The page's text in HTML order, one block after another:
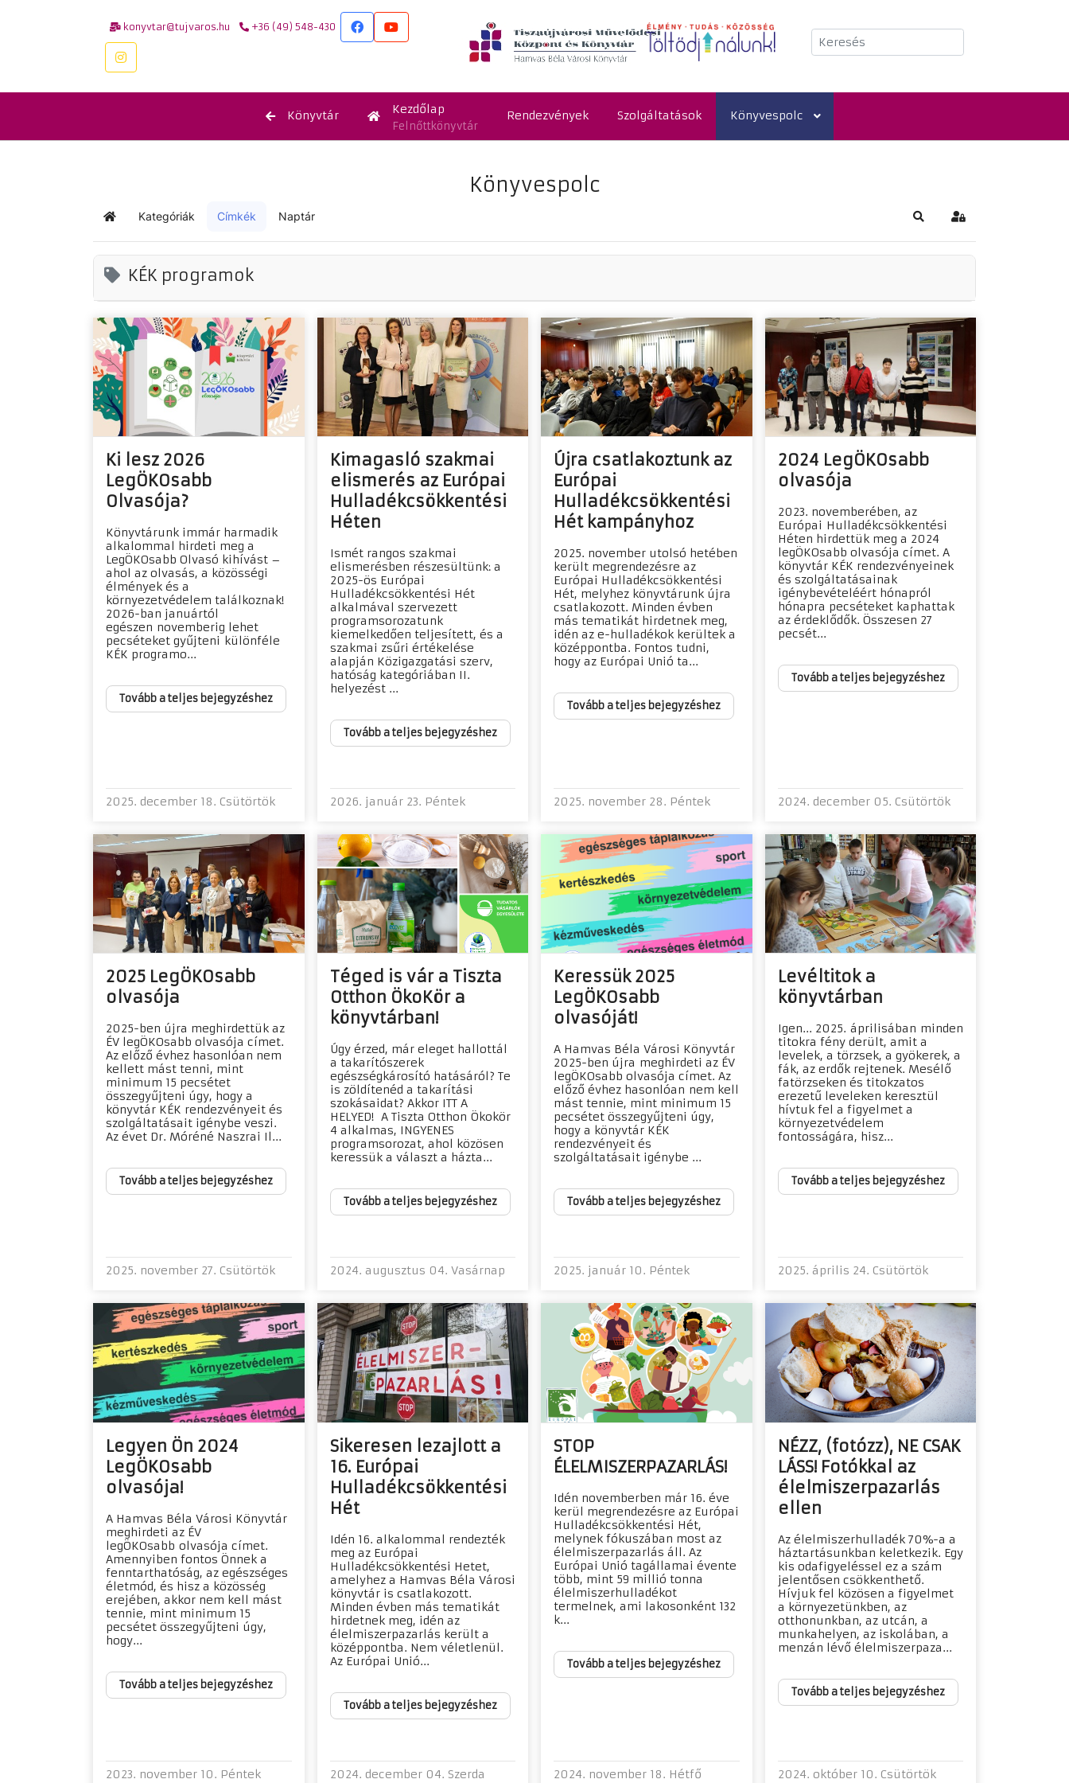
konyvtar@tujvaros.hu +36 (49) 548-430
Keresés
Könyvtár Kezdőlap
Felnőttkönyvtár
Rendezvények Szolgáltatások Könyvespolc
Könyvespolc
KezdőlapKategóriák Címkék Naptár KeresésBejelentkezés
KÉK programok
Ki lesz 2026
LegÖKOsabb
Olvasója?
Könyvtárunk immár harmadik
alkalommal hirdeti meg a
LegÖKOsabb Olvasó kihívást –
ahol az olvasás, a közösségi
élmények és a
környezetvédelem találkoznak!
2026-ban januártól
egészen novemberig lehet
pecséteket gyűjteni különféle
KÉK programo...
Tovább a teljes bejegyzéshez
2025. december 18. Csütörtök
Kimagasló szakmai
elismerés az Európai
Hulladékcsökkentési
Héten
Ismét rangos szakmai
elismerésben részesültünk: a
2025-ös Európai
Hulladékcsökkentési Hét
alkalmával szervezett
programsorozatunk
kiemelkedően teljesített, és a
szakmai zsűri értékelése
alapján Közigazgatási szerv,
hatóság kategóriában II.
helyezést ...
Tovább a teljes bejegyzéshez
2026. január 23. Péntek
Újra csatlakoztunk az
Európai
Hulladékcsökkentési
Hét kampányhoz
2025. november utolsó hetében
került megrendezésre az
Európai Hulladékcsökkentési
Hét, melyhez könyvtárunk újra
csatlakozott. Minden évben
más tematikát hirdetnek meg,
idén az e-hulladékok kerültek a
középpontba. Fontos tudni,
hogy az Európai Unió ta...
Tovább a teljes bejegyzéshez
2025. november 28. Péntek
2024 LegÖKOsabb
olvasója
2023. novemberében, az
Európai Hulladékcsökkentési
Héten hirdettük meg a 2024
legÖKOsabb olvasója címet. A
könyvtár KÉK rendezvényeinek
és szolgáltatásainak
igénybevételéért hónapról
hónapra pecséteket kaphattak
az érdeklődők. Összesen 27
pecsét...
Tovább a teljes bejegyzéshez
2024. december 05. Csütörtök
2025 LegÖKOsabb
olvasója
2025-ben újra meghirdettük az
ÉV legÖKOsabb olvasója címet.
Az előző évhez hasonlóan nem
kellett mást tenni, mint
minimum 15 pecsétet
összegyűjteni úgy, hogy a
könyvtár KÉK rendezvényeit és
szolgáltatásait igénybe veszi.
Az évet Dr. Móréné Naszrai Il...
Tovább a teljes bejegyzéshez
2025. november 27. Csütörtök
Téged is vár a Tiszta
Otthon ÖkoKör a
könyvtárban!
Úgy érzed, már eleget hallottál
a takarítószerek
egészségkárosító hatásáról? Te
is zöldítenéd a takarítási
szokásaidat? Akkor ITT A
HELYED! A Tiszta Otthon Ökokör
4 alkalmas, INGYENES
programsorozat, ahol közösen
keressük a választ a házta...
Tovább a teljes bejegyzéshez
2024. augusztus 04. Vasárnap
Keressük 2025
LegÖKOsabb
olvasóját!
A Hamvas Béla Városi Könyvtár
2025-ben újra meghirdeti az ÉV
legÖKOsabb olvasója címet. Az
előző évhez hasonlóan nem kell
mást tennie, mint minimum 15
pecsétet összegyűjteni úgy,
hogy a könyvtár KÉK
rendezvényeit és
szolgáltatásait igénybe ...
Tovább a teljes bejegyzéshez
2025. január 10. Péntek
Levéltitok a
könyvtárban
Igen... 2025. áprilisában minden
titokra fény derült, amit a
levelek, a törzsek, a gyökerek, a
fák, az erdők rejtenek. Mesélő
fatörzseken és titokzatos
erezetű leveleken keresztül
hívtuk fel a figyelmet a
környezetvédelem
fontosságára, hisz...
Tovább a teljes bejegyzéshez
2025. április 24. Csütörtök
Legyen Ön 2024
LegÖKOsabb
olvasója!
A Hamvas Béla Városi Könyvtár
meghirdeti az ÉV
legÖKOsabb olvasója címet.
Amennyiben fontos Önnek a
fenntarthatóság, az egészséges
életmód, és hisz a közösség
erejében, akkor nem kell mást
tennie, mint minimum 15
pecsétet összegyűjteni úgy,
hogy...
Tovább a teljes bejegyzéshez
2023. november 10. Péntek
Sikeresen lezajlott a
16. Európai
Hulladékcsökkentési
Hét
Idén 16. alkalommal rendezték
meg az Európai
Hulladékcsökkentési Hetet,
amelyhez a Hamvas Béla Városi
könyvtár is csatlakozott.
Minden évben más tematikát
hirdetnek meg, idén az
élelmiszerpazarlás került a
középpontba. Nem véletlenül.
Az Európai Unió...
Tovább a teljes bejegyzéshez
2024. december 04. Szerda
STOP
ÉLELMISZERPAZARLÁS!
Idén novemberben már 16. éve
kerül megrendezésre az Európai
Hulladékcsökkentési Hét,
melynek fókuszában most az
élelmiszerpazarlás áll. Az
Európai Unió tagállamai évente
több, mint 59 millió tonna
élelmiszerhulladékot
termelnek, ami lakosonként 132
k...
Tovább a teljes bejegyzéshez
2024. november 18. Hétfő
NÉZZ, (fotózz), NE CSAK
LÁSS! Fotókkal az
élelmiszerpazarlás
ellen
Az élelmiszerhulladék 70%-a a
háztartásunkban keletkezik. Egy
kis odafigyeléssel ez a szám
jelentősen csökkenthető.
Hívjuk fel közösen a figyelmet
a környezetünkben, az
otthonunkban, az utcán, a
munkahelyen, az iskolában, a
menzán lévő élelmiszerpaza...
Tovább a teljes bejegyzéshez
2024. október 10. Csütörtök